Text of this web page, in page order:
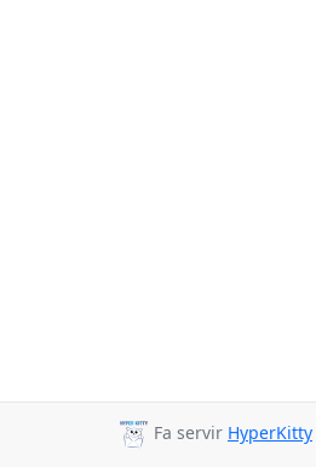
Fa servir HyperKitty